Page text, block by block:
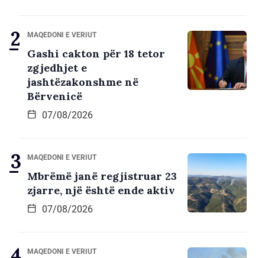
MAQEDONI E VERIUT
Gashi cakton për 18 tetor
zgjedhjet e
jashtëzakonshme në
Bërvenicë
07/08/2026
MAQEDONI E VERIUT
Mbrëmë janë regjistruar 23
zjarre, një është ende aktiv
07/08/2026
MAQEDONI E VERIUT